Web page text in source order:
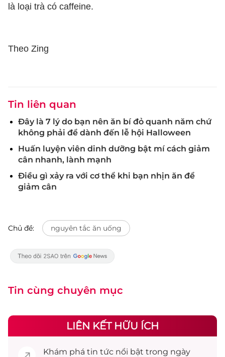
là loại trà có caffeine.
Theo Zing
Tin liên quan
Đây là 7 lý do bạn nên ăn bí đỏ quanh năm chứ
không phải để dành đến lễ hội Halloween
Huấn luyện viên dinh dưỡng bật mí cách giảm
cân nhanh, lành mạnh
Điều gì xảy ra với cơ thể khi bạn nhịn ăn để
giảm cân
Chủ đề: nguyên tắc ăn uống
Tin cùng chuyên mục
LIÊN KẾT HỮU ÍCH
Khám phá tin tức nổi bật trong ngày